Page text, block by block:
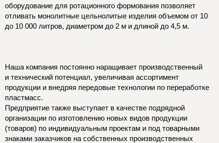
оборудование для ротационного формования позволяет
отливать монолитные цельнолитые изделия объемом от 10
до 10 000 литров, диаметром до 2 м и длиной до 4,5 м.
Наша компания постоянно наращивает производственный
и технический потенциал, увеличивая ассортимент
продукции и внедряя передовые технологии по переработке
пластмасс.
Предприятие также выступает в качестве подрядной
организации по изготовлению новых видов продукции
(товаров) по индивидуальным проектам и под товарными
знаками заказчиков на собственных производственных